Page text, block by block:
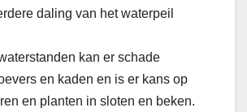
daling van het waterpeil
kan er schade
en kaden en is er kans op
en planten in sloten en beken.